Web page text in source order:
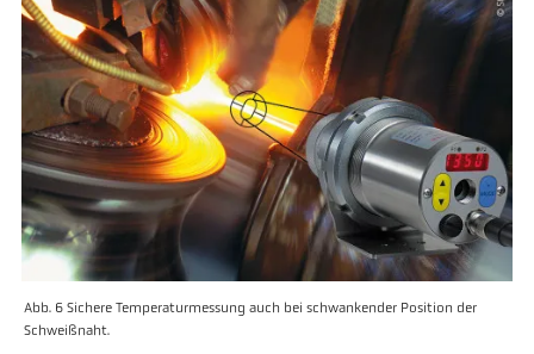
Abb. 6 Sichere Temperaturmessung auch bei schwankender Position der
Schweißnaht.